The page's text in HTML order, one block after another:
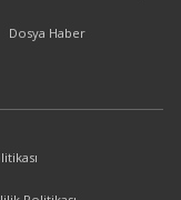
Dosya Haber